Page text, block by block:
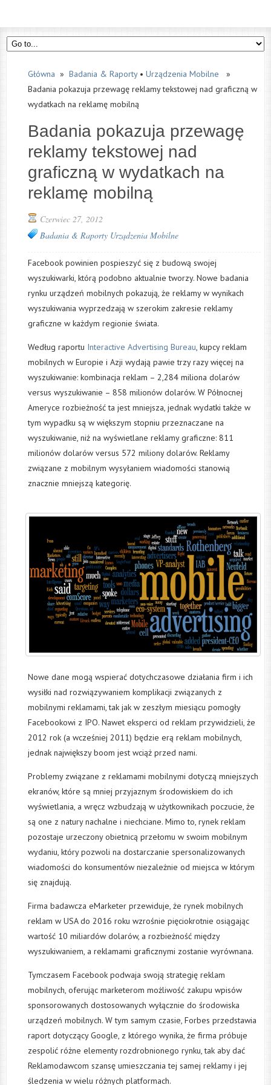
Główna »Badania & Raporty•Urządzenia Mobilne »
Badania pokazuja przewagę reklamy tekstowej nad graficzną w
wydatkach na reklamę mobilną
Badania pokazuja przewagę
reklamy tekstowej nad
graficzną w wydatkach na
reklamę mobilną
Czerwiec 27, 2012
Badania & Raporty Urządzenia Mobilne
Facebook powinien pospieszyć się z budową swojej
wyszukiwarki, którą podobno aktualnie tworzy. Nowe badania
rynku urządzeń mobilnych pokazują, że reklamy w wynikach
wyszukiwania wyprzedzają w szerokim zakresie reklamy
graficzne w każdym regionie świata.
Według raportu Interactive Advertising Bureau, kupcy reklam
mobilnych w Europie i Azji wydają pawie trzy razy więcej na
wyszukiwanie: kombinacja reklam – 2,284 miliona dolarów
versus wyszukiwanie – 858 milionów dolarów. W Północnej
Ameryce rozbieżność ta jest mniejsza, jednak wydatki także w
tym wypadku są w większym stopniu przeznaczane na
wyszukiwanie, niż na wyświetlane reklamy graficzne: 811
milionów dolarów versus 572 miliony dolarów. Reklamy
związane z mobilnym wysyłaniem wiadomości stanowią
znacznie mniejszą kategorię.
Nowe dane mogą wspierać dotychczasowe działania firm i ich
wysiłki nad rozwiązywaniem komplikacji związanych z
mobilnymi reklamami, tak jak w zeszłym miesiącu pomogły
Facebookowi z IPO. Nawet eksperci od reklam przywidzieli, że
2012 rok (a wcześniej 2011) będzie erą reklam mobilnych,
jednak największy boom jest wciąż przed nami.
Problemy związane z reklamami mobilnymi dotyczą mniejszych
ekranów, które są mniej przyjaznym środowiskiem do ich
wyświetlania, a wręcz wzbudzają w użytkownikach poczucie, że
są one z natury nachalne i niechciane. Mimo to, rynek reklam
pozostaje urzeczony obietnicą przełomu w swoim mobilnym
wydaniu, który pozwoli na dostarczanie spersonalizowanych
wiadomości do konsumentów niezależnie od miejsca w którym
się znajdują.
Firma badawcza eMarketer przewiduje, że rynek mobilnych
reklam w USA do 2016 roku wzrośnie pięciokrotnie osiągając
wartość 10 miliardów dolarów, a rozbieżność między
wyszukiwaniem, a reklamami graficznymi zostanie wyrównana.
Tymczasem Facebook podwaja swoją strategię reklam
mobilnych, oferując marketerom możliwość zakupu wpisów
sponsorowanych dostosowanych wyłącznie do środowiska
urządzeń mobilnych. W tym samym czasie, Forbes przedstawia
raport dotyczący Google, z którego wynika, że firma próbuje
zespolić różne elementy rozdrobnionego rynku, tak aby dać
Reklamodawcom szansę umieszczania tej samej reklamy i jej
śledzenia w wielu różnych platformach.